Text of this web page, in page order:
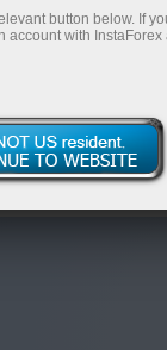
button below. If
account with InstaForex